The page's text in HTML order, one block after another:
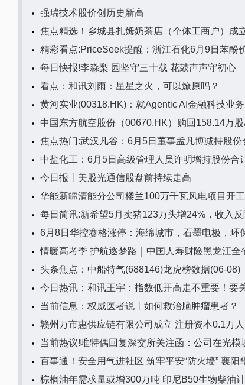
强瑞技术股价创历史新高
焦点精选！乡城县扎姆奶茶店（个体工商户）成
精彩看点:PriceSeek提醒：浙江石化6月9日苯酚
每日快报!李淼梨 园坚守三十载 花鼓声声守初心
看点：和讯刘雨：星星之火，可以燎原吗？
黄河实业(00318.HK)：就Agentic AI金融科技业
中国东方航空股份（00670.HK）购回158.14万
焦点热门:武汉凡谷：6月5日董事孟凡博减持股份
中盐化工：6月5日高级管理人员许明增持股份合
今日报丨美股光通信股盘前持续走高
华能新疆清能分公司楼兰100万千瓦风电项目开
每日简讯:新希望5月卖猪123万头增24%，收入
6月8日华控赛格涨停：海绵城市，石墨电极，环
情暖高考季 护航逐梦路｜中国人寿财险黑龙江
头条焦点：中船特气(688146)龙虎榜数据(06-08)
今日热讯：和讯王宇：指数低开高走不重要！要
当前信息：权威医者说丨如何救治脑肿瘤患者？
赣州万市惠供应链有限公司成立 注册资本0.1万
当前热议!唯特偶回复深交所关注函：公司在光
百事通！安全用气进社区 筑牢平安“防火墙” 襄
棕榈油年需求量或增300万吨 印尼B50生物柴油